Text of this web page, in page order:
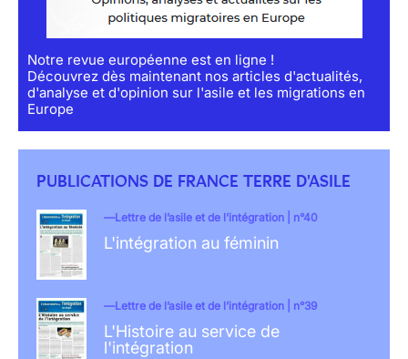
Notre revue européenne est en ligne !
Découvrez dès maintenant nos articles d'actualités,
d'analyse et d'opinion sur l'asile et les migrations en
Europe
PUBLICATIONS DE FRANCE TERRE D'ASILE
Lettre de l’asile et de l’intégration | n°40
L'intégration au féminin
Lettre de l’asile et de l’intégration | n°39
L'Histoire au service de
l'intégration